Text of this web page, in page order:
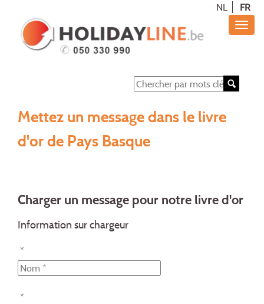
NL FR
Mettez un message dans le livre
d'or de Pays Basque
Charger un message pour notre livre d'or
Information sur chargeur
*
*